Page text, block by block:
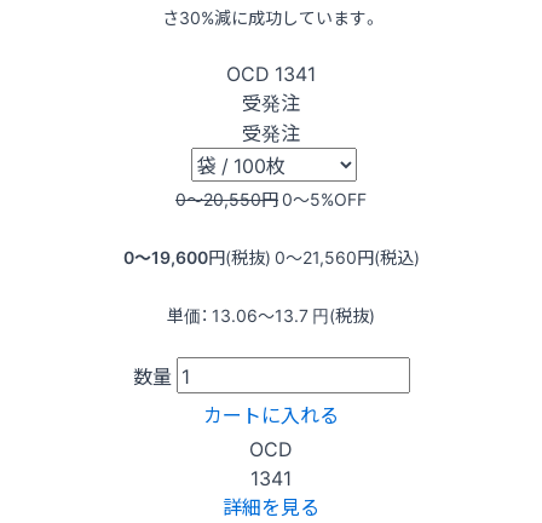
さ30%減に成功しています。
OCD 1341
受発注
受発注
0〜20,550円0〜5%OFF
0〜19,600円(税抜) 0〜21,560円(税込)
単価： 13.06〜13.7 円(税抜)
数量
カートに入れる
OCD
1341
詳細を見る